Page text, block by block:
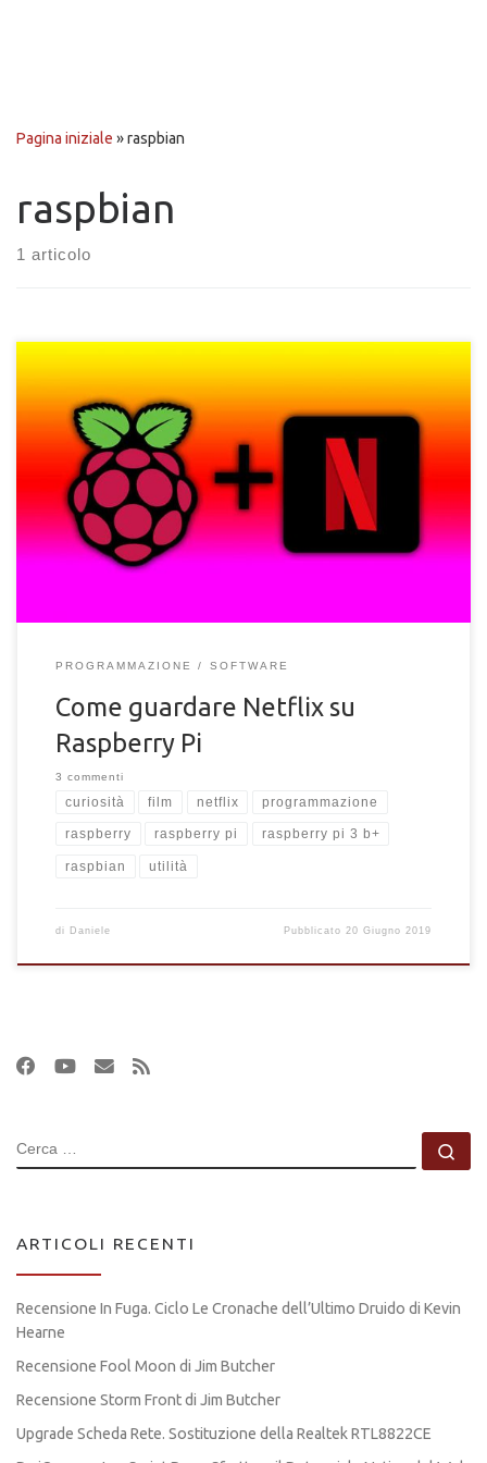
Pagina iniziale »raspbian
raspbian
1 articolo
Il metodo per guardare Netflix utilizzando un Raspberry Pi
connesso ad uno schermo o una TV. MEtodo funzioonante per
installare e guardare Netflix sul Raspberry.
PROGRAMMAZIONE SOFTWARE
Come guardare Netflix su
Raspberry Pi
3 commenti
curiosità film netflix programmazione
raspberry raspberry pi raspberry pi 3 b+
raspbian utilità
di Daniele Pubblicato 20 Giugno 2019
CERCA
ARTICOLI RECENTI
Recensione In Fuga. Ciclo Le Cronache dell’Ultimo Druido di Kevin
Hearne
Recensione Fool Moon di Jim Butcher
Recensione Storm Front di Jim Butcher
Upgrade Scheda Rete. Sostituzione della Realtek RTL8822CE